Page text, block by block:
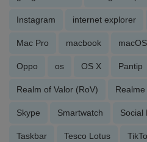
Instagram internet explorer
Mac Pro macbook macOS
Oppo os OS X Pantip
Realm of Valor (RoV) Realme
Skype Smartwatch Social
Taskbar Tesco Lotus